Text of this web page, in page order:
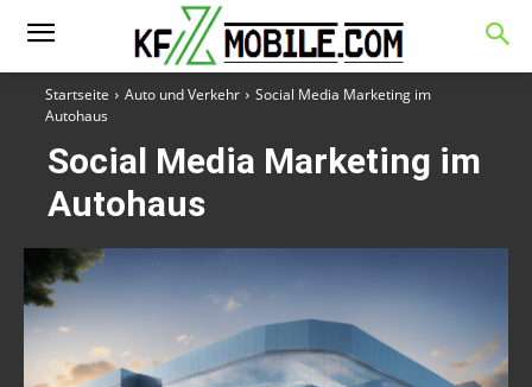
Startseite Auto und Verkehr
Social Media Marketing im
Autohaus
Social Media Marketing im
Autohaus